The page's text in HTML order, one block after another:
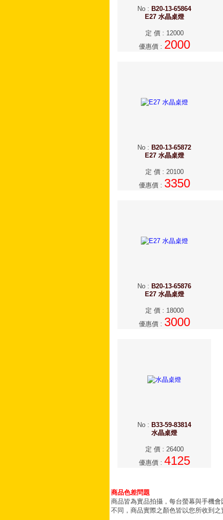
No : B20-13-65864
E27 水晶桌燈
定 價: 12000
優惠價: 2000
No : B20-13-65872
E27 水晶桌燈
定 價: 20100
優惠價: 3350
No : B20-13-65876
E27 水晶桌燈
定 價: 18000
優惠價: 3000
No : B33-59-83814
水晶桌燈
定 價: 26400
優惠價: 4125
商品色差問題
商品皆為實品拍攝，每台螢幕與手機
不同，商品實際之顏色皆以您所收到之